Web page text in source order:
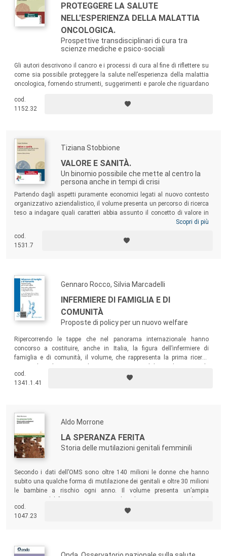
PROTEGGERE LA SALUTE
NELL'ESPERIENZA DELLA MALATTIA
ONCOLOGICA.
Prospettive transdisciplinari di cura tra
scienze mediche e psico-sociali
Gli autori descrivono il cancro e i processi di cura al fine di riflettere su
come sia possibile proteggere la salute nell’esperienza della malattia
oncologica, fornendo strumenti, suggerimenti e parole che riguardano
cod.
1152.32
Tiziana Stobbione
VALORE E SANITÀ.
Un binomio possibile che mette al centro la
persona anche in tempi di crisi
Partendo dagli aspetti puramente economici legati al nuovo contesto
organizzativo aziendalistico, il volume presenta un percorso di ricerca
teso a indagare quali caratteri abbia assunto il concetto di valore in
sanità, approdando, attraverso l’ascolto della voce di utenti e
che costituiscono un prezioso capitale da tutelare e promuovere quale
fattore chiave nel processo di
Scopri di più
cod.
1531.7
Gennaro Rocco, Silvia Marcadelli
INFERMIERE DI FAMIGLIA E DI
COMUNITÀ
Proposte di policy per un nuovo welfare
Ripercorrendo le tappe che nel panorama internazionale hanno
concorso a costituire, anche in Italia, la figura dell’infermiere di
famiglia e di comunità, il volume, che rappresenta la prima ricerca
quantitativo, ha l’obiettivo di analizzare, e favorire, la legittimazione di
questa figura professionale.
cod.
1341.1.41
Aldo Morrone
LA SPERANZA FERITA
Storia delle mutilazioni genitali femminili
Secondo i dati dell’OMS sono oltre 140 milioni le donne che hanno
subito una qualche forma di mutilazione dei genitali e oltre 30 milioni
le bambine a rischio ogni anno. Il volume presenta un’ampia
contesto clinico-antropologico e giungendo a descrivere la posizione
della comunità medica internazionale e le strategie che possono
cod.
1047.23